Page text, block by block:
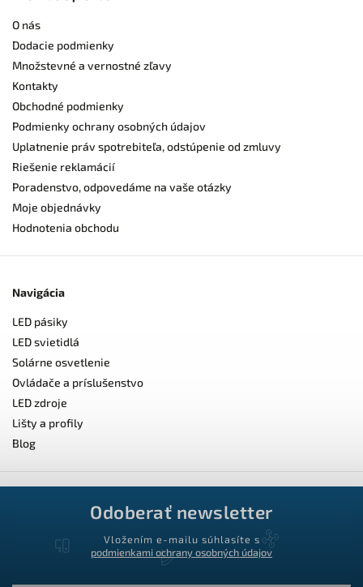
O nás
Dodacie podmienky
Množstevné a vernostné zľavy
Kontakty
Obchodné podmienky
Podmienky ochrany osobných údajov
Uplatnenie práv spotrebiteľa, odstúpenie od zmluvy
Riešenie reklamácií
Poradenstvo, odpovedáme na vaše otázky
Moje objednávky
Hodnotenia obchodu
Navigácia
LED pásiky
LED svietidlá
Solárne osvetlenie
Ovládače a príslušenstvo
LED zdroje
Lišty a profily
Blog
Odoberať newsletter
Vložením e-mailu súhlasíte s
podmienkami ochrany osobných údajov